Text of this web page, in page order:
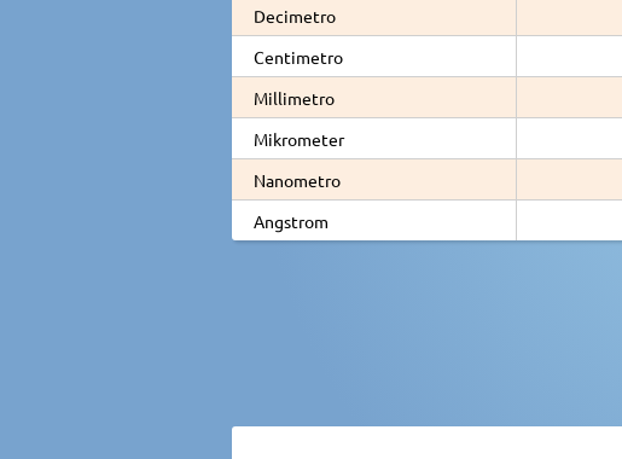
Decimetro
Centimetro
Millimetro
Mikrometer
Nanometro
Angstrom